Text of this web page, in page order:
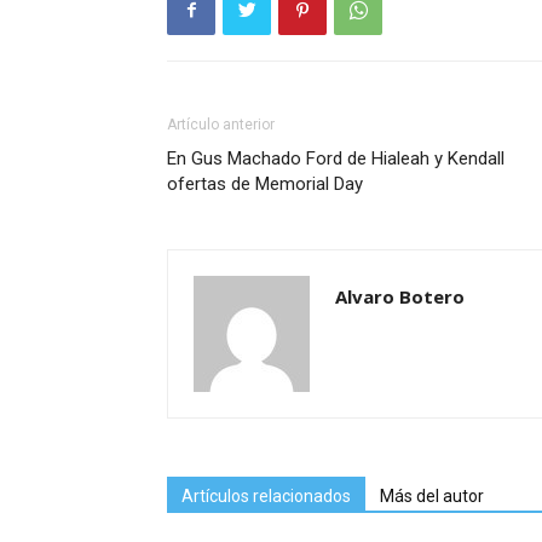
Artículo anterior
En Gus Machado Ford de Hialeah y Kendall
ofertas de Memorial Day
Alvaro Botero
Artículos relacionados Más del autor